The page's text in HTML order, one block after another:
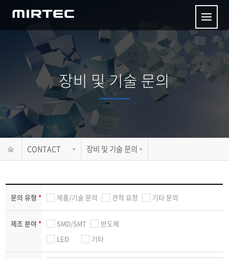
장비 및 기술 문의
CONTACT 장비 및 기술 문의
문의 유형 * 제품/기술 문의 견적 요청 기타 문의
제조 분야* SMD/SMT
반도체
LED
기타